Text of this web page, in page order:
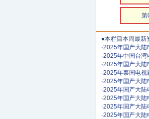
第
●本栏目本周最新
·2025年国产大陆
·2025年中国台湾
·2025年国产大陆
·2025年泰国电视
·2025年国产大陆
·2025年国产大陆
·2025年国产大陆
·2025年国产大陆
·2025年国产大陆